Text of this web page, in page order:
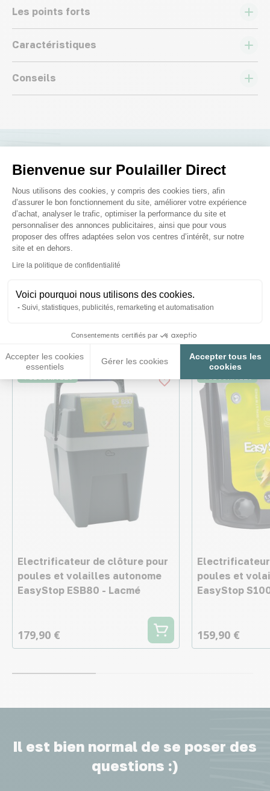
Bienvenue sur Poulailler Direct
Plateforme de Gestion du
Nous utilisons des cookies, y compris des cookies tiers, afin
d’assurer le bon fonctionnement du site, améliorer votre expérience
d’achat, analyser le trafic, optimiser la performance du site et
personnaliser des annonces publicitaires, ainsi que pour vous
proposer des offres adaptées selon vos centres d’intérêt, sur notre
site et en dehors.
Lire la politique de confidentialité
Voici pourquoi nous utilisons des cookies.
Suivi, statistiques, publicités, remarketing et automatisation
Consentements certifiés par
Accepter les cookies
essentiels
Gérer les cookies
Accepter tous les
cookies
Axeptio consent
Les points forts
Caractéristiques
Conseils
Nous répondons à toutes vos
questions ;)
Posez-nous vos questions
Ces produits peuvent vous
intéresser
♦ SECURITE26
Electrificateur de clôture pour
poules et volailles autonome
EasyStop ESB80 - Lacmé
179,90 €
♦ SECURITE26
poules et
EasyStop
159,90 €
Il est bien normal de se poser des
questions :)